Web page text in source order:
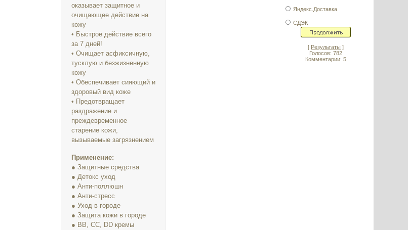
оказывает защитное и
очищающее действие на
кожу
• Быстрое действие всего
за 7 дней!
• Очищает асфиксичную,
тусклую и безжизненную
кожу
• Обеспечивает сияющий и
здоровый вид коже
• Предотвращает
раздражение и
преждевременное
старение кожи,
вызываемые загрязнением
Применение:
● Защитные средства
● Детокс уход
● Анти-поллюшн
● Анти-стресс
● Уход в городе
● Защита кожи в городе
● ВВ, СС, DD кремы
Яндекс.Доставка
СДЭК
[ Результаты ]
Голосов: 782
Комментарии: 5